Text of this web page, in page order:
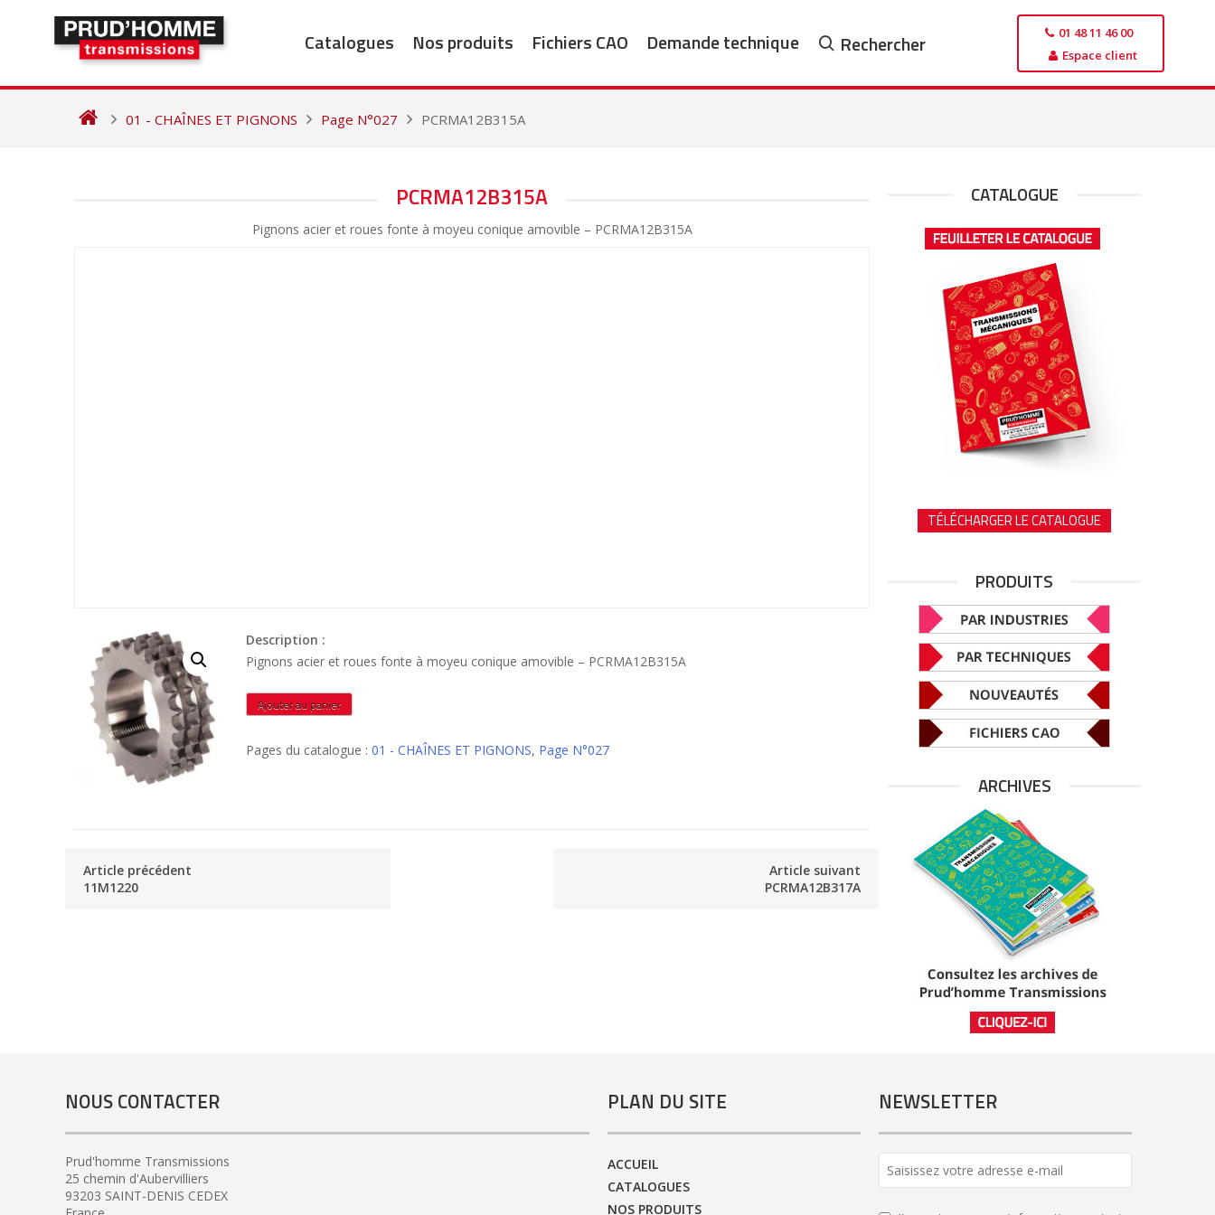
Catalogues Nos produits Fichiers CAO Demande technique Rechercher
01 48 11 46 00
Espace client
01 - CHAÎNES ET PIGNONS Page N°027 PCRMA12B315A
PCRMA12B315A
Pignons acier et roues fonte à moyeu conique amovible – PCRMA12B315A
Description :
Pignons acier et roues fonte à moyeu conique amovible – PCRMA12B315A
quantité
de
Ajouter au panier
Pages du catalogue : 01 - CHAÎNES ET PIGNONS, Page N°027
Article précédent
11M1220
Article suivant
PCRMA12B317A
CATALOGUE
TÉLÉCHARGER LE CATALOGUE
PRODUITS
ARCHIVES
NOUS CONTACTER
Prud'homme Transmissions
25 chemin d'Aubervilliers
93203 SAINT-DENIS CEDEX
PLAN DU SITE
ACCUEIL
CATALOGUES
NOS PRODUITS
NEWSLETTER